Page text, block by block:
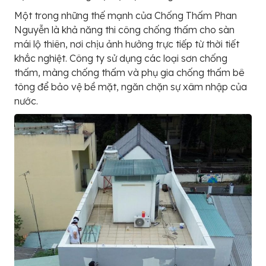
Một trong những thế mạnh của Chống Thấm Phan
Nguyễn là khả năng thi công chống thấm cho sàn
mái lộ thiên, nơi chịu ảnh hưởng trực tiếp từ thời tiết
khắc nghiệt. Công ty sử dụng các loại sơn chống
thấm, màng chống thấm và phụ gia chống thấm bê
tông để bảo vệ bề mặt, ngăn chặn sự xâm nhập của
nước.